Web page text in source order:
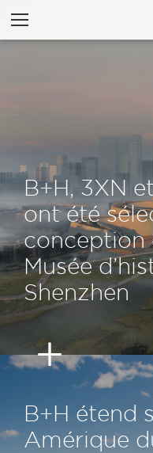
B+H, 3XN
ont été
conception
Musée
Shenzhen
B+H étend
Amérique